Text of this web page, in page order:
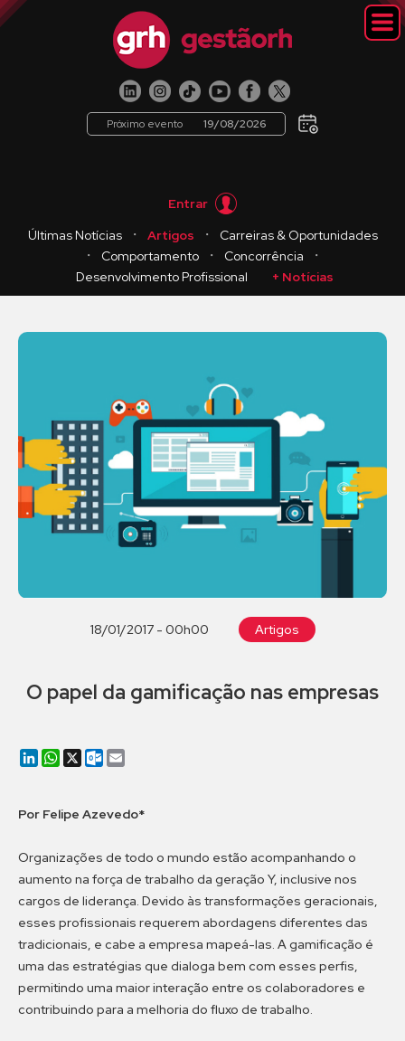
Próximo evento 19/08/2026
Entrar
Últimas Notícias
・ Artigos ・
Carreiras & Oportunidades
・
Comportamento ・ Concorrência
・
Desenvolvimento Profissional
+ Notícias
18/01/2017 - 00h00 Artigos
O papel da gamificação nas empresas
LinkedIn
WhatsApp
X Outlook.com
Por Felipe Azevedo*
Organizações de todo o mundo estão acompanhando o
aumento na força de trabalho da geração Y, inclusive nos
cargos de liderança. Devido às transformações geracionais,
esses profissionais requerem abordagens diferentes das
tradicionais, e cabe a empresa mapeá-las. A gamificação é
uma das estratégias que dialoga bem com esses perfis,
permitindo uma maior interação entre os colaboradores e
contribuindo para a melhoria do fluxo de trabalho.